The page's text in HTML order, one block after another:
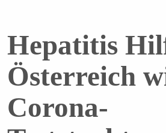
Hepatitis
Österreich
Corona-